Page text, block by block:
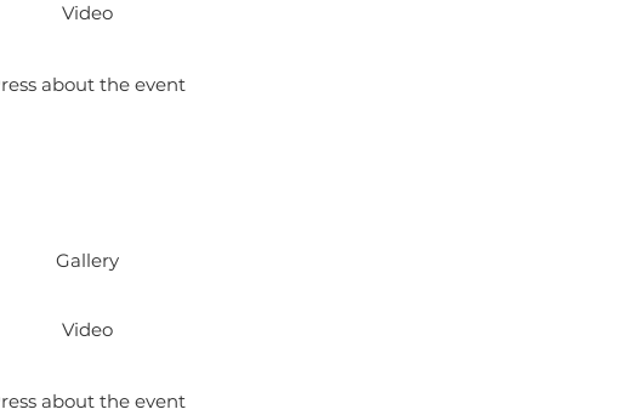
about the event
Video
about the event
Gallery
Video